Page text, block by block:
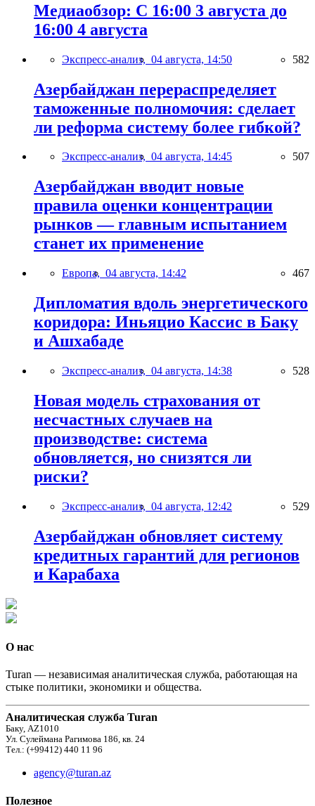
Медиаобзор: С 16:00 3 августа до
16:00 4 августа
Экспресс-анализ, 04 августа, 14:50 582
Азербайджан перераспределяет
таможенные полномочия: сделает
ли реформа систему более гибкой?
Экспресс-анализ, 04 августа, 14:45 507
Азербайджан вводит новые
правила оценки концентрации
рынков — главным испытанием
станет их применение
Европа, 04 августа, 14:42 467
Дипломатия вдоль энергетического
коридора: Иньяцио Кассис в Баку
и Ашхабаде
Экспресс-анализ, 04 августа, 14:38 528
Новая модель страхования от
несчастных случаев на
производстве: система
обновляется, но снизятся ли
риски?
Экспресс-анализ, 04 августа, 12:42 529
Азербайджан обновляет систему
кредитных гарантий для регионов
и Карабаха
О нас
Turan — независимая аналитическая служба, работающая на
стыке политики, экономики и общества.
Аналитическая служба Turan
Баку, AZ1010
Ул. Сулеймана Рагимова 186, кв. 24
Тел.: (+99412) 440 11 96
agency@turan.az
Полезное